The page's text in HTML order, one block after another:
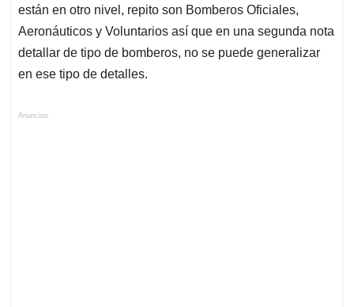
están en otro nivel, repito son Bomberos Oficiales,
Aeronáuticos y Voluntarios así que en una segunda nota
detallar de tipo de bomberos, no se puede generalizar
en ese tipo de detalles.
Anuncios.